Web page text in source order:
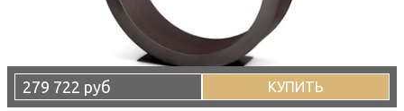
279 722 руб КУПИТЬ